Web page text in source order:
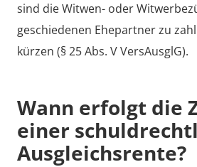
sind die Witwen- oder
geschiedenen Ehepartner zu
kürzen (§ 25 Abs. V VersAusglG).
Wann erfolgt die
einer
Ausgleichsrente?